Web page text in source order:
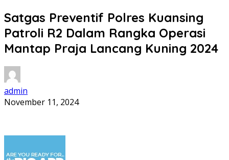
Satgas Preventif Polres Kuansing
Patroli R2 Dalam Rangka Operasi
Mantap Praja Lancang Kuning 2024
admin
November 11, 2024